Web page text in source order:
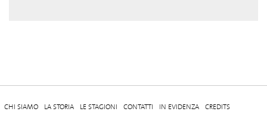
CHI SIAMO LA STORIA LE STAGIONI CONTATTI IN EVIDENZA CREDITS